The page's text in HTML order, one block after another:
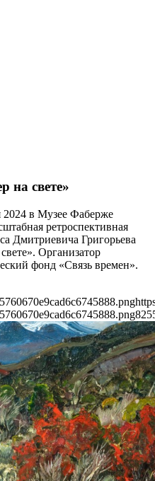
на свете»
2024 в Музее Фаберже
ретроспективная
Дмитриевича Григорьева
Организатор
фонд «Связь времен».
825